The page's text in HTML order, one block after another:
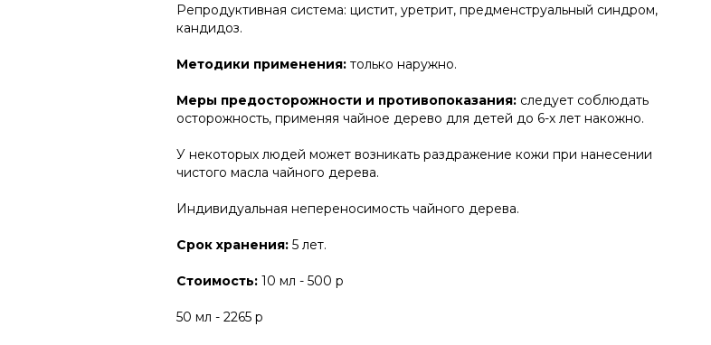
Репродуктивная система: цистит, уретрит, предменструальный синдром,
кандидоз.
Методики применения: только наружно.
Меры предосторожности и противопоказания:следует соблюдать
осторожность, применяя чайное дерево для детей до 6-х лет накожно.
У некоторых людей может возникать раздражение кожи при нанесении
чистого масла чайного дерева.
Индивидуальная непереносимость чайного дерева.
Срок хранения: 5 лет.
Стоимость:10 мл - 500 р
50 мл - 2265 р